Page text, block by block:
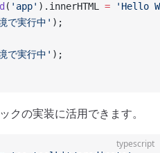
( 'app' ).innerHTML = 'Hello
で実行中' );
で実行中' );
クの実装に活用できます。
typescript